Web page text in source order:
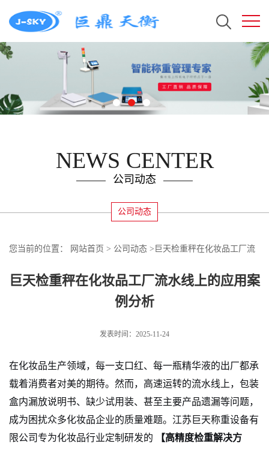
NEWS CENTER
公司动态
公司动态
您当前的位置： 网站首页 > 公司动态 > 巨天检重秤在化妆品工厂流
水线上的应用案例分析
巨天检重秤在化妆品工厂流水线上的应用案
例分析
发表时间：2025-11-24
在化妆品生产领域，每一支口红、每一瓶精华液的出厂都承
载着消费者对美的期待。然而，高速运转的流水线上，包装
盒内漏放说明书、缺少试用装、甚至主要产品遗漏等问题，
成为困扰众多化妆品企业的质量难题。江苏巨天称重设备有
限公司专为化妆品行业定制研发的
【高精度检重解决方